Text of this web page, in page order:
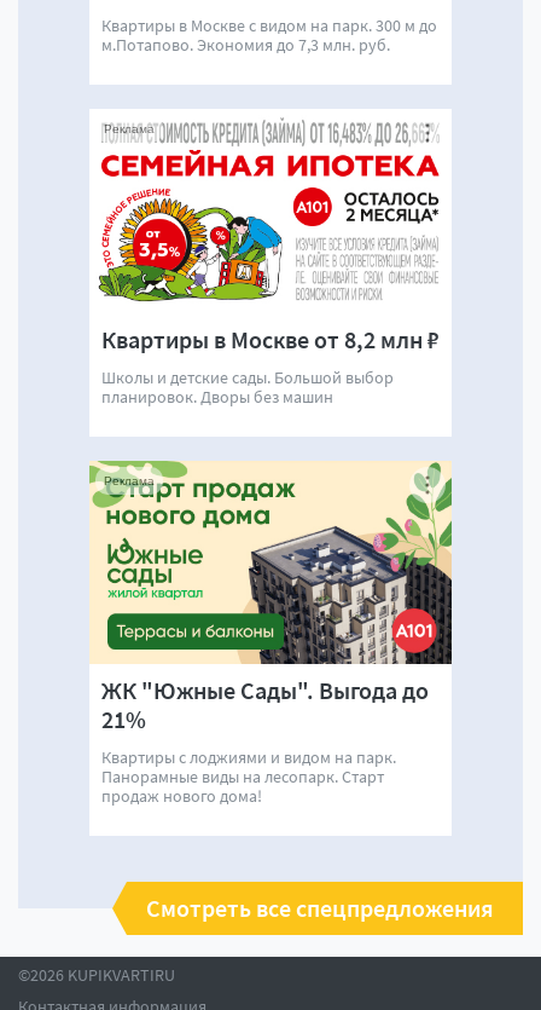
Квартиры в Москве с видом на парк. 300 м до
м.Потапово. Экономия до 7,3 млн. руб.
Квартиры в Москве от 8,2 млн ₽
Школы и детские сады. Большой выбор
планировок. Дворы без машин
Реклама
ЖК "Южные Сады". Выгода до
21%
Квартиры с лоджиями и видом на парк.
Панорамные виды на лесопарк. Старт
продаж нового дома!
Реклама
Смотреть все спецпредложения
©2026 KUPIKVARTIRU